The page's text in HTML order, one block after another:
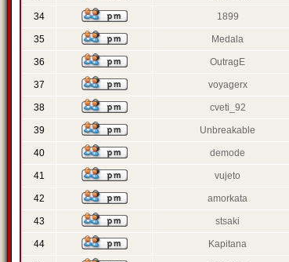
34 1899
35 Medala
36 OutragE
37 voyagerx
38 cveti_92
39 Unbreakable
40 demode
41 vujeto
42 amorkata
43 stsaki
44 Kapitana